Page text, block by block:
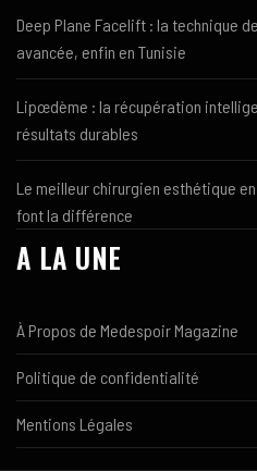
Deep Plane Facelift : la technique
avancée, enfin en Tunisie
Lipœdème : la récupération
résultats durables
Le meilleur chirurgien esthétique
font la différence
A LA UNE
À Propos de Medespoir Magazine
Politique de confidentialité
Mentions Légales